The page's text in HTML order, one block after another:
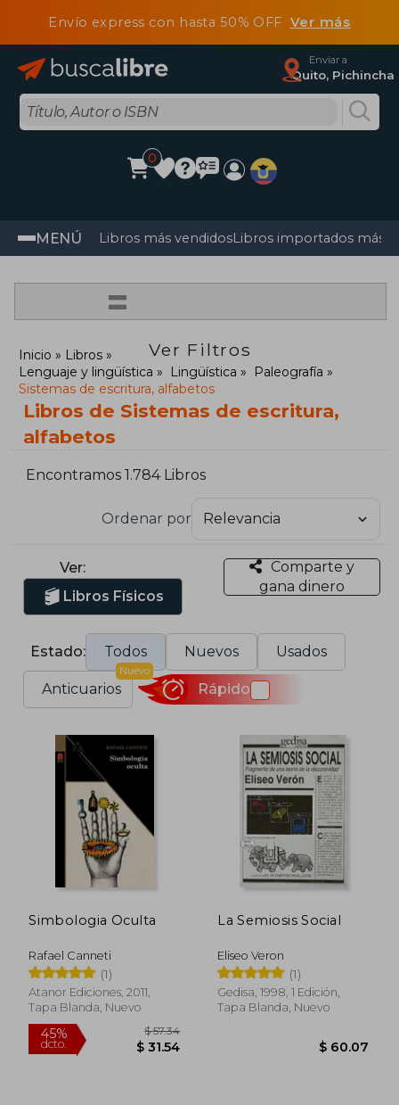
Envío express con hasta 50% OFF Ver más
Enviar a
Quito, Pichincha
0
MENÚ Libros más vendidosLibros importados más
=
Ver Filtros
Inicio
Libros
Lenguaje y lingüística
Lingüística
Paleografía
Sistemas de escritura, alfabetos
Libros de Sistemas de escritura,
alfabetos
Encontramos 1.784 Libros
Ordenar por
Ver:
Libros Físicos
Comparte y
gana dinero
Estado: Todos Nuevos Usados
Anticuarios
Nuevo
Rápido
Simbologia Oculta
Rafael Canneti
(1)
Atanor Ediciones, 2011,
Tapa Blanda, Nuevo
La Semiosis Social
Eliseo Veron
(1)
Gedisa, 1998, 1 Edición,
Tapa Blanda, Nuevo